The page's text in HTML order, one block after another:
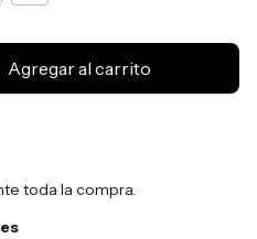
toda la compra.